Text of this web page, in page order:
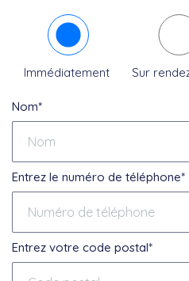
Immédiatement Sur
Nom*
Entrez le numéro de téléphone*
Entrez votre code postal*